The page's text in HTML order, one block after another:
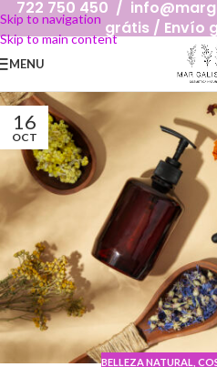
Skip to navigation
Skip to main content
722 750 450 /
grátis / Envío
MENU
16
OCT
BELLEZA NATURAL